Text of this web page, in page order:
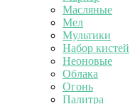
Масляные
Мел
Мультики
Набор кистей
Неоновые
Облака
Огонь
Палитра